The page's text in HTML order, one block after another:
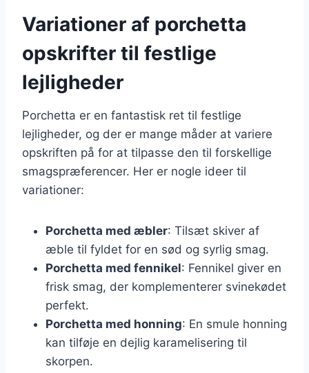
Variationer af porchetta
opskrifter til festlige
lejligheder
Porchetta er en fantastisk ret til festlige
lejligheder, og der er mange måder at variere
opskriften på for at tilpasse den til forskellige
smagspræferencer. Her er nogle ideer til
variationer:
Porchetta med æbler: Tilsæt skiver af
æble til fyldet for en sød og syrlig smag.
Porchetta med fennikel: Fennikel giver en
frisk smag, der komplementerer svinekødet
perfekt.
Porchetta med honning: En smule honning
kan tilføje en dejlig karamelisering til
skorpen.